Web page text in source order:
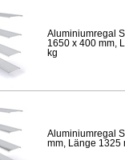
Aluminiumregal
1650 x 400 mm,
kg
Aluminiumregal
mm, Länge 1325